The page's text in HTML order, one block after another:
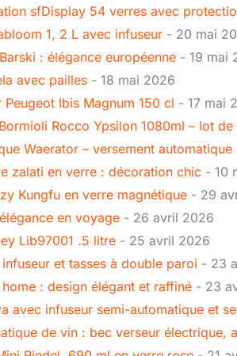
sfDisplay 54 verres avec
1, 2 L avec infuseur - 20 mai
: élégance européenne - 19 mai
avec pailles - 18 mai 2026
Ibis Magnum 150 cl - 17 mai
Rocco Ypsilon 1080ml – lot de
Waerator – versement automatique
zalati en verre : décoration chic - 10
Kungfu en verre magnétique - 29
en voyage - 26 avril 2026
Lib97001 .5 litre - 25 avril 2026
et tasses à double paroi - 23
: design élégant et raffiné - 23
avec infuseur semi-automatique et
de vin : bec verseur électrique,